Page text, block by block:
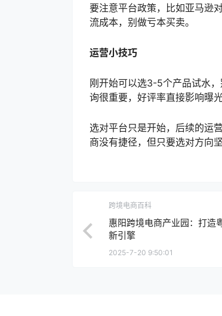
要注意平台政策，比如亚马逊
流成本，别做亏本买卖。
运营小技巧
刚开始可以选3-5个产品试水
询很重要，好评率直接影响曝
选对平台只是开始，后续的运
商没有捷径，但只要选对方向
跨境电商百科
惠阳跨境电商产业园：打造
新引擎
2025-7-20 9:50:01